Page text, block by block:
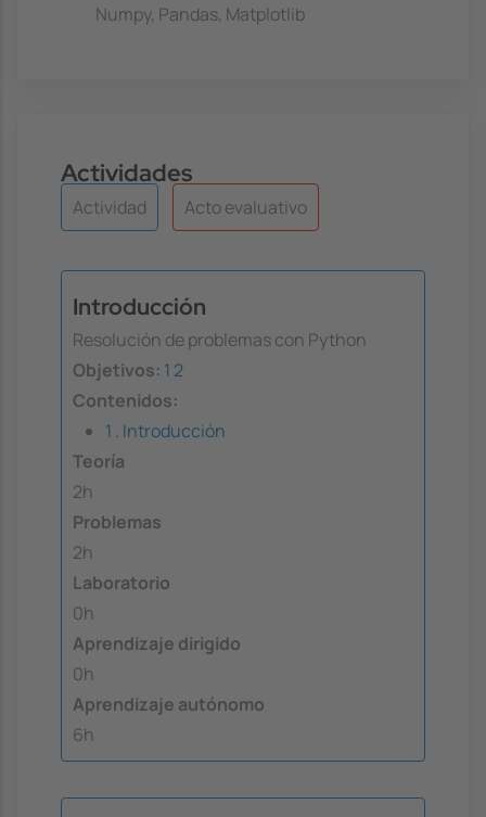
Numpy, Pandas, Matplotlib
Actividades
Actividad Acto evaluativo
Introducción
Resolución de problemas con Python
Objetivos: 1 2
Contenidos:
1 . Introducción
Teoría
2h
Problemas
2h
Laboratorio
0h
Aprendizaje dirigido
0h
Aprendizaje autónomo
6h